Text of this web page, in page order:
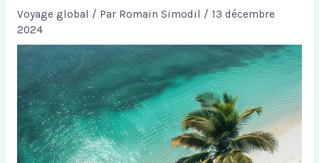
Voyage global / Par Romain Simodil / 13 décembre
2024